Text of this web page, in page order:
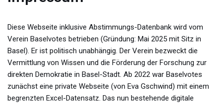
Diese Webseite inklusive Abstimmungs-Datenbank wird vom
Verein Baselvotes betrieben (Gründung: Mai 2025 mit Sitz in
Basel). Er ist politisch unabhängig. Der Verein bezweckt die
Vermittlung von Wissen und die Förderung der Forschung zur
direkten Demokratie in Basel-Stadt. Ab 2022 war Baselvotes
zunächst eine private Webseite (von Eva Gschwind) mit einem
begrenzten Excel-Datensatz. Das nun bestehende digitale